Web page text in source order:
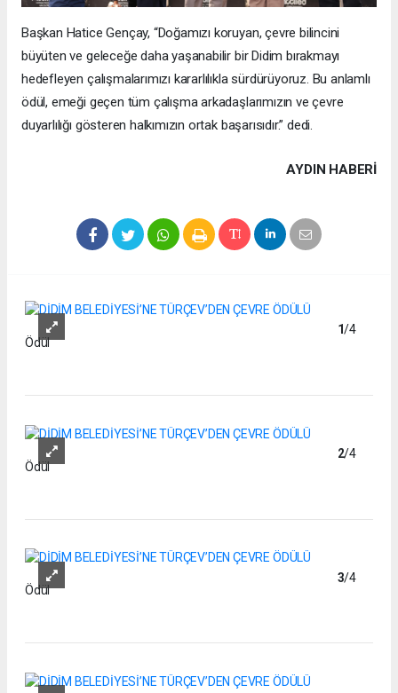
Başkan Hatice Gençay, “Doğamızı koruyan, çevre bilincini
büyüten ve geleceğe daha yaşanabilir bir Didim bırakmayı
hedefleyen çalışmalarımızı kararlılıkla sürdürüyoruz. Bu anlamlı
ödül, emeği geçen tüm çalışma arkadaşlarımızın ve çevre
duyarlılığı gösteren halkımızın ortak başarısıdır.” dedi.
AYDIN HABERİ
1/4
Ödül
2/4
Ödül
3/4
Ödül